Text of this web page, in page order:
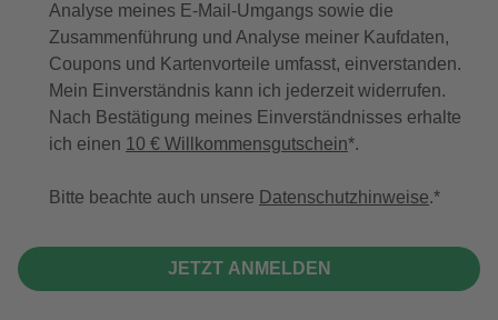
Analyse meines E-Mail-Umgangs sowie die
Zusammenführung und Analyse meiner Kaufdaten,
Coupons und Kartenvorteile umfasst, einverstanden.
Mein Einverständnis kann ich jederzeit widerrufen.
Nach Bestätigung meines Einverständnisses erhalte
ich einen 10 € Willkommensgutschein*.
Bitte beachte auch unsere Datenschutzhinweise.
JETZT ANMELDEN